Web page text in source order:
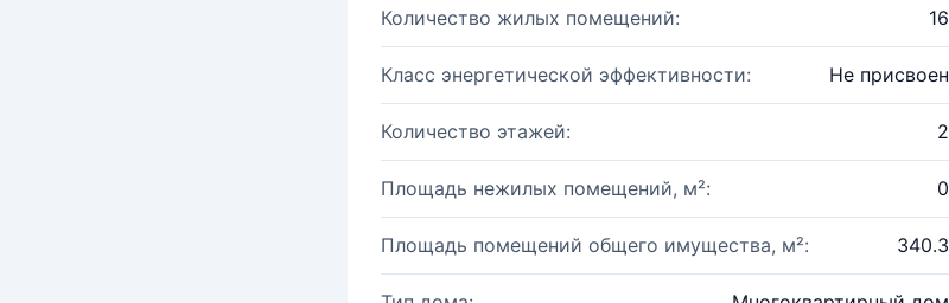
Количество жилых помещений: 16
Класс энергетической эффективности: Не присвоен
Количество этажей: 2
Площадь нежилых помещений, м²: 0
Площадь помещений общего имущества, м²: 340.3